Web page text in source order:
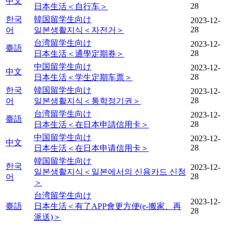
日本生活＜自行车＞
28
한국
어
韓国留学生向け
일본생활지식＜자전거＞
2023-12-
28
臺語
台湾留学生向け
日本生活＜通學定期券＞
2023-12-
28
中文
中国留学生向け
日本生活＜学生定期车票＞
2023-12-
28
한국
어
韓国留学生向け
일본생활지식＜통학정기권＞
2023-12-
28
臺語
台湾留学生向け
日本生活＜在日本申請信用卡＞
2023-12-
28
中文
中国留学生向け
日本生活＜在日本申请信用卡＞
2023-12-
28
한국
어
韓国留学生向け
일본생활지식＜일본에서의 신용카드 신청
＞
2023-12-
28
臺語
台湾留学生向け
日本生活＜有了APP會更方便(e-搬家、再
派送)＞
2023-12-
28